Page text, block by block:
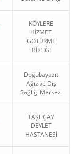
KÖYLERE
HİZMET
GÖTÜRME
BİRLİĞİ
Doğubayazıt
Ağız ve Diş
Sağlığı Merkezi
TAŞLIÇAY
DEVLET
HASTANESİ